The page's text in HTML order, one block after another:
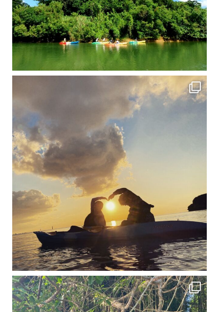
修学旅行シーズンも終わり、一気に冷え込んできました。 2025年今年もあっという間に終
12月に入り、沖縄も流石に半袖では過ごせなくなってきました
ですが、日中はまだ20℃